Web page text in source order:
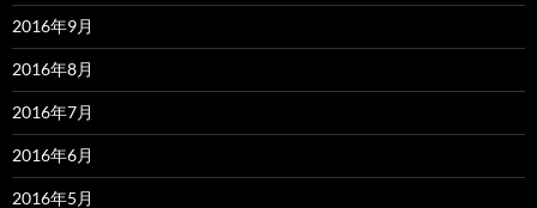
2016年9月
2016年8月
2016年7月
2016年6月
2016年5月